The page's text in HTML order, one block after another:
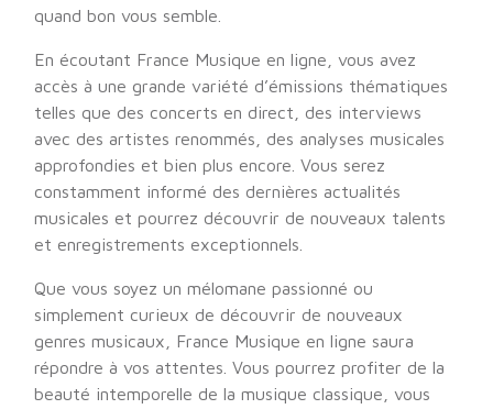
quand bon vous semble.
En écoutant France Musique en ligne, vous avez
accès à une grande variété d’émissions thématiques
telles que des concerts en direct, des interviews
avec des artistes renommés, des analyses musicales
approfondies et bien plus encore. Vous serez
constamment informé des dernières actualités
musicales et pourrez découvrir de nouveaux talents
et enregistrements exceptionnels.
Que vous soyez un mélomane passionné ou
simplement curieux de découvrir de nouveaux
genres musicaux, France Musique en ligne saura
répondre à vos attentes. Vous pourrez profiter de la
beauté intemporelle de la musique classique, vous